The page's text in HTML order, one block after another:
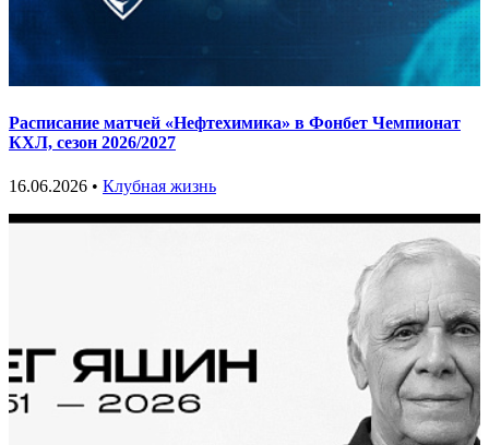
Расписание матчей «Нефтехимика» в Фонбет Чемпионат
КХЛ, сезон 2026/2027
16.06.2026 • Клубная жизнь